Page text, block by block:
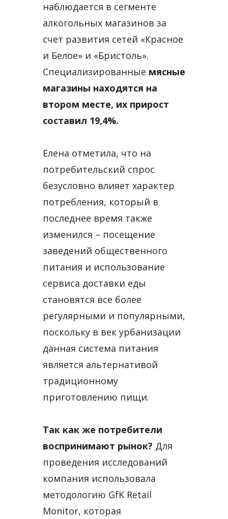
наблюдается в сегменте
алкогольных магазинов за
счет развития сетей «Красное
и Белое» и «Бристоль».
Специализированные мясные
магазины находятся на
втором месте, их прирост
составил 19,4%.
Елена отметила, что на
потребительский спрос
безусловно влияет характер
потребления, который в
последнее время также
изменился – посещение
заведений общественного
питания и использование
сервиса доставки еды
становятся все более
регулярными и популярными,
поскольку в век урбанизации
данная система питания
является альтернативой
традиционному
приготовлению пищи.
Так как же потребители
воспринимают рынок? Для
проведения исследований
компания использовала
методологию GfK Retail
Monitor, которая